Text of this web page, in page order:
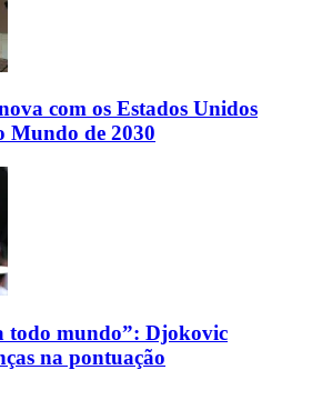
com os Estados Unidos
Mundo de 2030
todo mundo”: Djokovic
na pontuação